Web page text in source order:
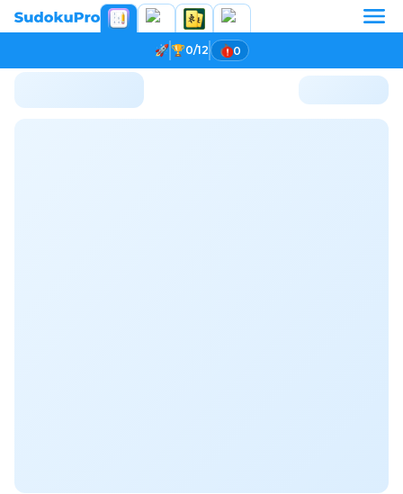
0/12 0